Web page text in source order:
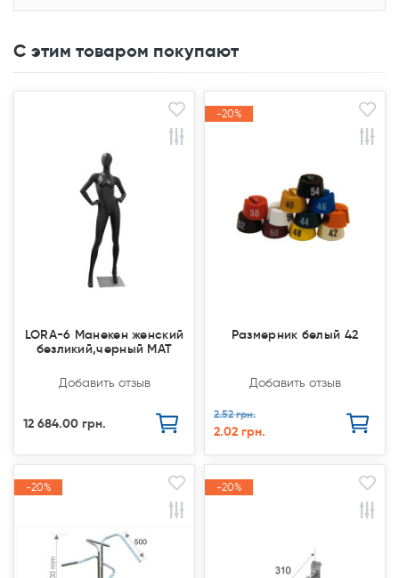
С этим товаром покупают
LORA-6 Манекен женский
безликий,черный МАТ
Добавить отзыв
12 684.00 грн.
-20%
-20%
Размерник белый 42
Добавить отзыв
2.52 грн.
2.02 грн.
-20%
-20% -20%
-20%